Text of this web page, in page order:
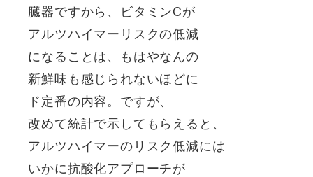
臓器ですから、ビタミンCが
アルツハイマーリスクの低減
になることは、もはやなんの
新鮮味も感じられないほどに
ド定番の内容。ですが、
改めて統計で示してもらえると、
アルツハイマーのリスク低減には
いかに抗酸化アプローチが